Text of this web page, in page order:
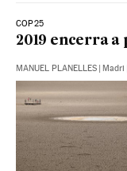
COP25
2019 encerra a
MANUEL PLANELLES | Madri